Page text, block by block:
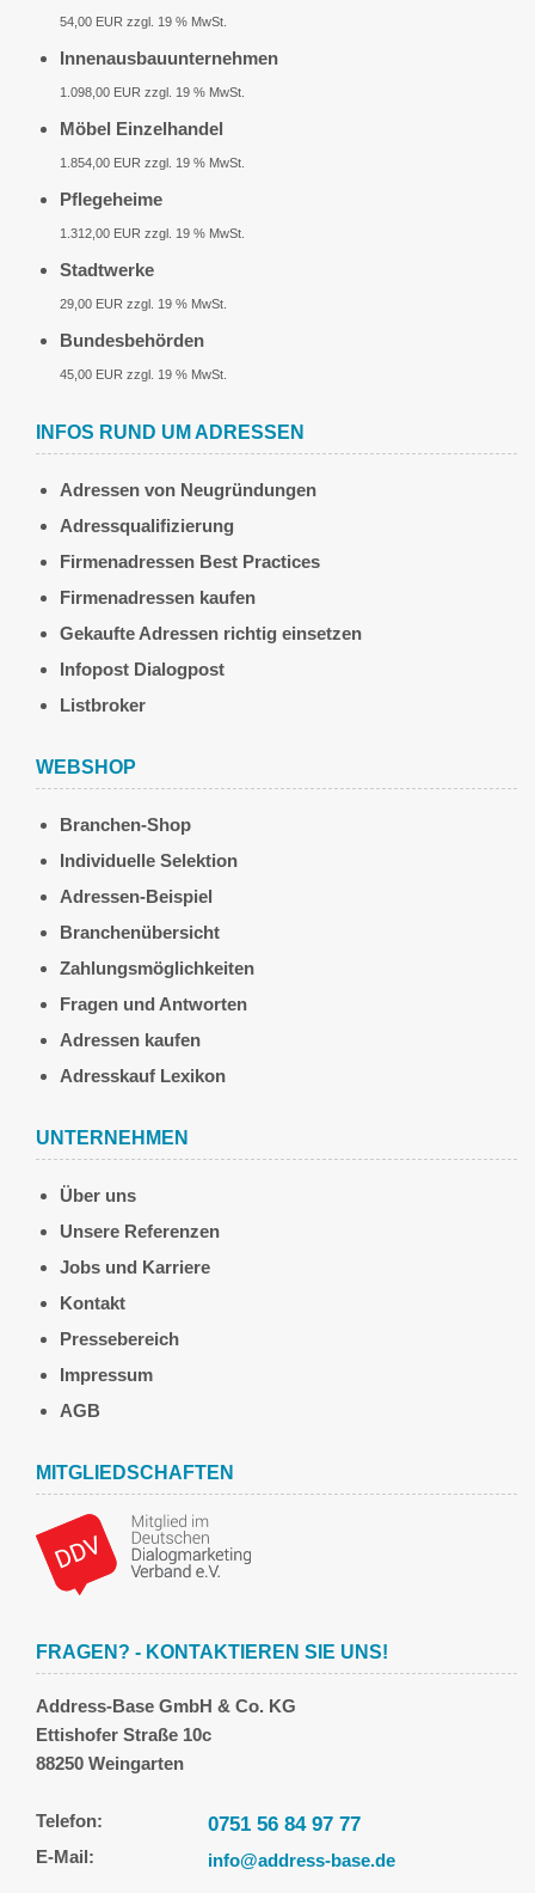
54,00 EUR zzgl. 19 % MwSt.
Innenausbauunternehmen
1.098,00 EUR zzgl. 19 % MwSt.
Möbel Einzelhandel
1.854,00 EUR zzgl. 19 % MwSt.
Pflegeheime
1.312,00 EUR zzgl. 19 % MwSt.
Stadtwerke
29,00 EUR zzgl. 19 % MwSt.
Bundesbehörden
45,00 EUR zzgl. 19 % MwSt.
INFOS RUND UM ADRESSEN
Adressen von Neugründungen
Adressqualifizierung
Firmenadressen Best Practices
Firmenadressen kaufen
Gekaufte Adressen richtig einsetzen
Infopost Dialogpost
Listbroker
WEBSHOP
Branchen-Shop
Individuelle Selektion
Adressen-Beispiel
Branchenübersicht
Zahlungsmöglichkeiten
Fragen und Antworten
Adressen kaufen
Adresskauf Lexikon
UNTERNEHMEN
Über uns
Unsere Referenzen
Jobs und Karriere
Kontakt
Pressebereich
Impressum
AGB
MITGLIEDSCHAFTEN
FRAGEN? - KONTAKTIEREN SIE UNS!
Address-Base GmbH & Co. KG
Ettishofer Straße 10c
88250 Weingarten
Telefon: 0751 56 84 97 77
E-Mail: info@address-base.de